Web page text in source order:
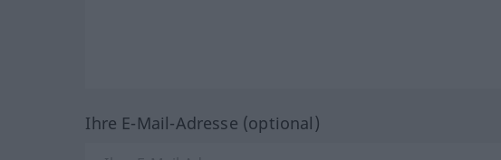
Ihre E-Mail-Adresse (optional)